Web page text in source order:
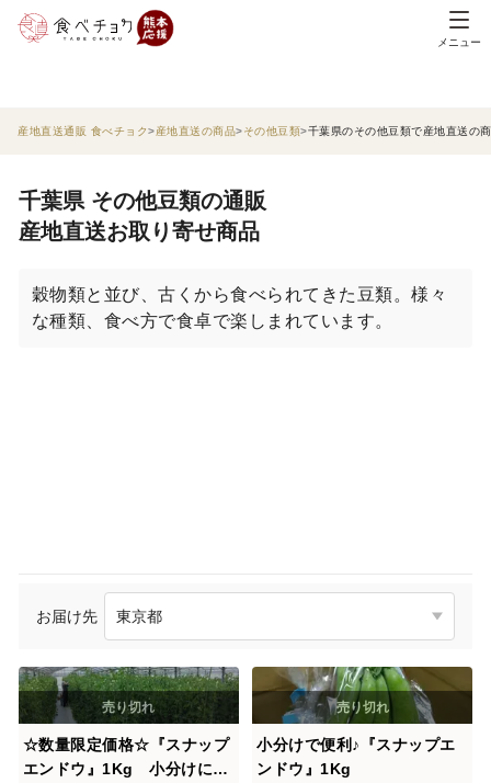
メニュー
産地直送通販 食べチョク 産地直送の商品 その他豆類 千葉県のその他豆類で産地直送の
千葉県 その他豆類の通販
産地直送お取り寄せ商品
穀物類と並び、古くから食べられてきた豆類。様々
な種類、食べ方で食卓で楽しまれています。
お届け先
☆数量限定価格☆『スナップ
エンドウ』1Kg 小分けにな
小分けで便利♪『スナップエ
ンドウ』1Kg